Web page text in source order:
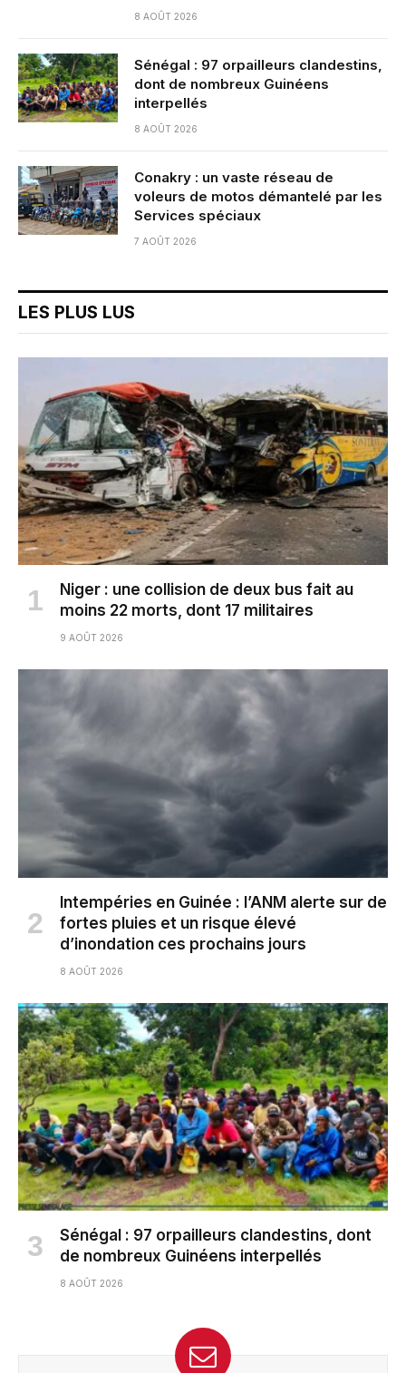
8 AOÛT 2026
Sénégal : 97 orpailleurs clandestins,
dont de nombreux Guinéens
interpellés
8 AOÛT 2026
Conakry : un vaste réseau de
voleurs de motos démantelé par les
Services spéciaux
7 AOÛT 2026
LES PLUS LUS
Niger : une collision de deux bus fait au
moins 22 morts, dont 17 militaires
9 AOÛT 2026
Intempéries en Guinée : l’ANM alerte sur de
fortes pluies et un risque élevé
d’inondation ces prochains jours
8 AOÛT 2026
Sénégal : 97 orpailleurs clandestins, dont
de nombreux Guinéens interpellés
8 AOÛT 2026